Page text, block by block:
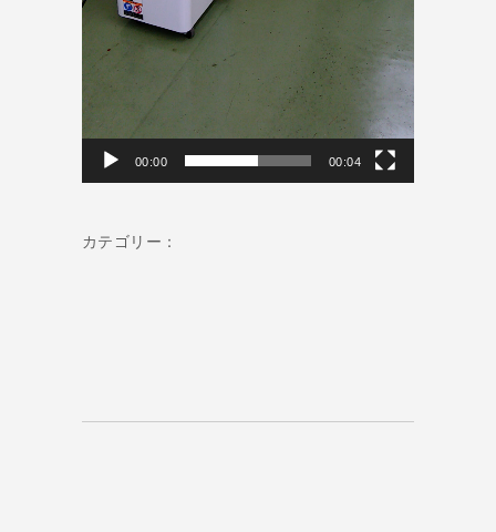
00:00 00:04
カテゴリー：